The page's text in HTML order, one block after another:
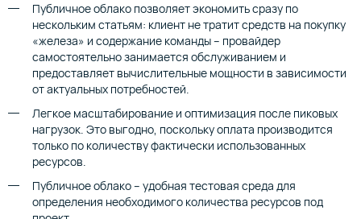
Публичное облако позволяет экономить сразу по
нескольким статьям: клиент не тратит средств на покупку
«железа» и содержание команды – провайдер
самостоятельно занимается обслуживанием и
предоставляет вычислительные мощности в зависимости
от актуальных потребностей.
Легкое масштабирование и оптимизация после пиковых
нагрузок. Это выгодно, поскольку оплата производится
только по количеству фактически использованных
ресурсов.
Публичное облако – удобная тестовая среда для
определения необходимого количества ресурсов под